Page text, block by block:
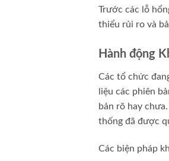
Trước các lỗ
thiểu rủi ro và
Hành động
Các tổ chức
liệu các phiên
bản rõ hay
thống đã được
Các biện pháp